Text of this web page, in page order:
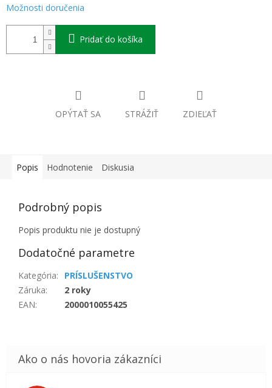
Možnosti doručenia
Pridať do košíka
OPÝTAŤ SA STRÁŽIŤ ZDIEĽAŤ
Popis Hodnotenie Diskusia
Podrobný popis
Popis produktu nie je dostupný
Dodatočné parametre
Kategória:
PRÍSLUŠENSTVO
Záruka:
2 roky
EAN: 2000010055425